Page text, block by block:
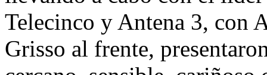
Telecinco y Antena 3, con
Grisso al frente,